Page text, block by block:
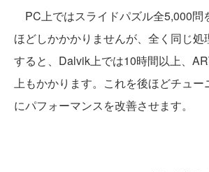
PC上ではスライドパズル全5,000問
ほどしかかかりませんが、全く同じ
すると、Dalvik上では10時間以上、
上もかかります。これを後ほどチュ
にパフォーマンスを改善させます。